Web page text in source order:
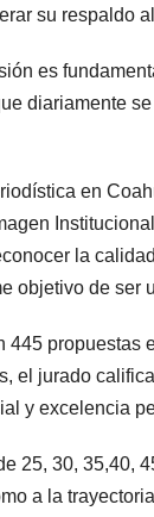
su respaldo
es
diariamente
en
la
objetivo de
445
el jurado
y excelencia
25, 30, 35,40,
a la